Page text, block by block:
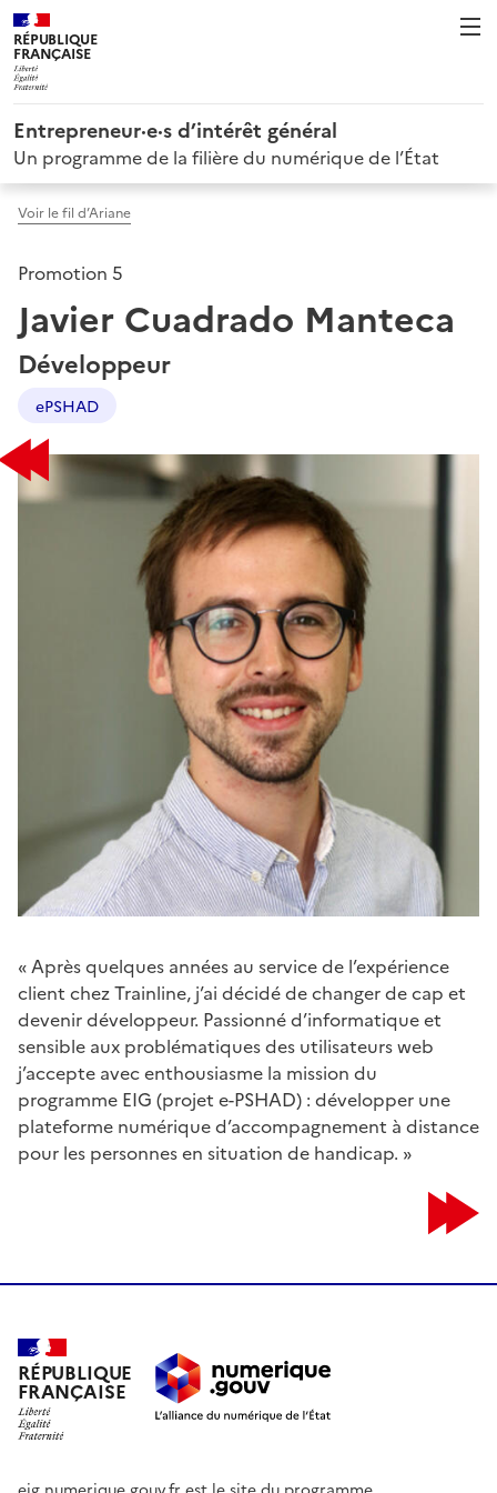
RÉPUBLIQUE
FRANÇAISE
Entrepreneur·e·s d’intérêt général
Un programme de la filière du numérique de l’État
Voir le fil d’Ariane
Promotion 5
Javier Cuadrado Manteca
Développeur
ePSHAD
« Après quelques années au service de l’expérience
client chez Trainline, j’ai décidé de changer de cap et
devenir développeur. Passionné d’informatique et
sensible aux problématiques des utilisateurs web
j’accepte avec enthousiasme la mission du
programme EIG (projet e-PSHAD) : développer une
plateforme numérique d’accompagnement à distance
pour les personnes en situation de handicap. »
RÉPUBLIQUE
FRANÇAISE